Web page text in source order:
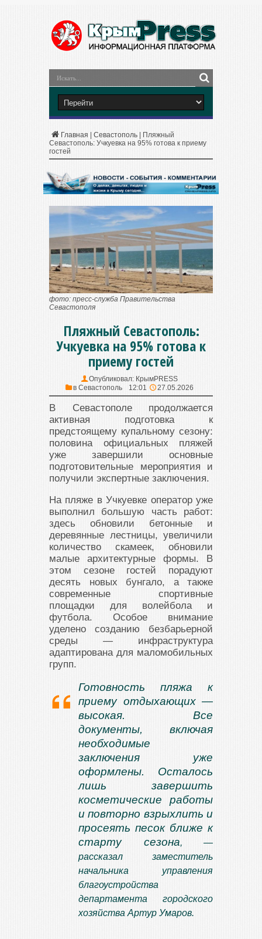
Главная Севастополь
Пляжный
Севастополь: Учкуевка на 95% готова к приему
гостей
фото: пресс-служба Правительства
Севастополя
Пляжный Севастополь:
Учкуевка на 95% готова к
приему гостей
Опубликовал: КрымPRESS
в Севастополь 12:01 27.05.2026
В Севастополе продолжается
активная подготовка к
предстоящему купальному сезону:
половина официальных пляжей
уже завершили основные
подготовительные мероприятия и
получили экспертные заключения.
На пляже в Учкуевке оператор уже
выполнил большую часть работ:
здесь обновили бетонные и
деревянные лестницы, увеличили
количество скамеек, обновили
малые архитектурные формы. В
этом сезоне гостей порадуют
десять новых бунгало, а также
современные спортивные
площадки для волейбола и
футбола. Особое внимание
уделено созданию безбарьерной
среды — инфраструктура
адаптирована для маломобильных
групп.
Готовность пляжа к
приему отдыхающих —
высокая. Все
документы, включая
необходимые
заключения уже
оформлены. Осталось
лишь завершить
косметические работы
и повторно взрыхлить и
просеять песок ближе к
старту сезона, —
рассказал заместитель
начальника управления
благоустройства
департамента городского
хозяйства Артур Умаров.